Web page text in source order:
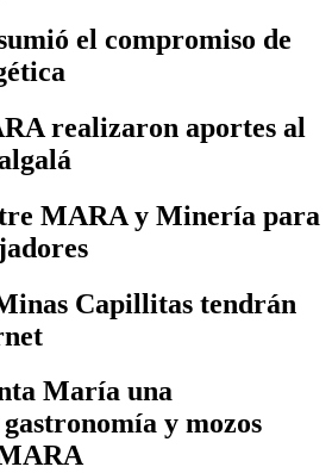
el compromiso de
realizaron aportes al
MARA y Minería para
Capillitas tendrán
María una
y mozos